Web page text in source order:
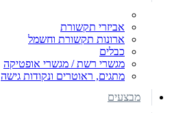
אביזרי תקשורת
ארונות תקשורת וחשמל
כבלים
מגשרי רשת / מגשרי אופטיקה
מתגים, ראוטרים ונקודות גישה
מבצעים